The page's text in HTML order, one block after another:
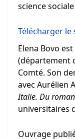
science
Télécharger le
Elena Bovo
(département
Comté. Son
avec Aurélien
Italie. Du
universitaires
Ouvrage